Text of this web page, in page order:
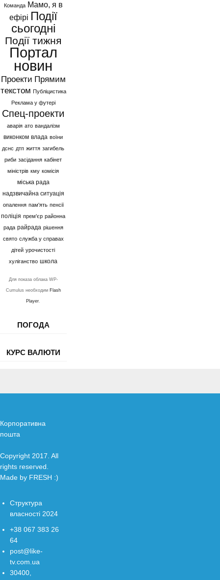
Команда Мамо, я в
ефірі Події
сьогодні
Події тижня
Портал
новин
Проекти Прямим
текстом Публіцистика
Реклама у футері
Спец-проекти
аварія ато вандалізм
виконком влада воїни
дснс дтп життя загибель
риби засідання кабінет
міністрів кму комісія
міська рада
надзвичайна ситуація
опалення пам'ять пенсії
поліція прем'єр районна
рада райрада рішення
свято служба у справах
дітей урочистості
хуліганство школа
Для показа облака WP-
Cumulus необходим Flash
Player.
ПОГОДА
КУРС ВАЛЮТИ
Корпоративна
пошта
Copyright 2017. All
rights reserved.
Made by FRESH :)
Структура
власності 2024
+38 067 383 26
64
post@like-
tv.com.ua
30400,